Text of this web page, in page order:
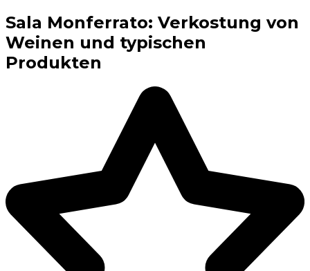
Sala Monferrato: Verkostung von
Weinen und typischen
Produkten